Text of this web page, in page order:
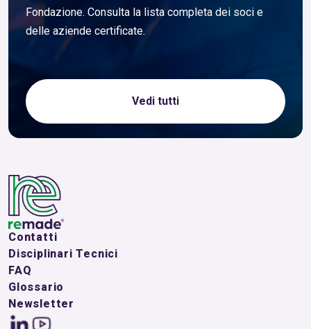
Fondazione. Consulta la lista completa dei soci e
delle aziende certificate.
Vedi tutti
Contatti
Disciplinari Tecnici
FAQ
Glossario
Newsletter